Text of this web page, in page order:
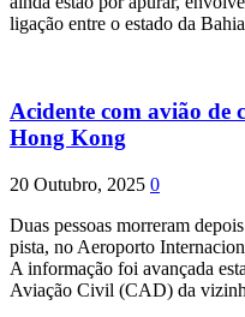
ligação entre o estado da
Acidente com avião de
Hong Kong
20 Outubro, 2025 0
Duas pessoas morreram
pista, no Aeroporto
A informação foi avançada
Aviação Civil (CAD) da